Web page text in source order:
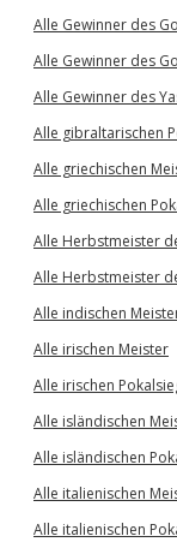
Alle Gewinner des
Alle Gewinner des
Alle Gewinner des
Alle gibraltarischen
Alle griechischen
Alle griechischen
Alle Herbstmeister
Alle Herbstmeister
Alle indischen
Alle irischen Meister
Alle irischen
Alle isländischen
Alle isländischen
Alle italienischen
Alle italienischen